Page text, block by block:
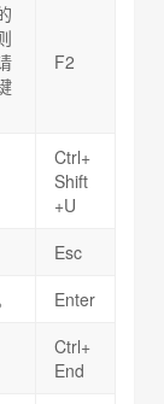
F2
Ctrl+
Shift
+U
Esc
Enter
Ctrl+
End